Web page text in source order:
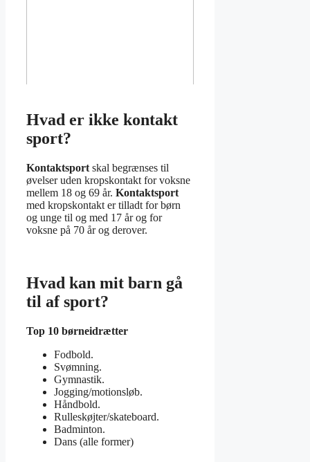
Hvad er ikke kontakt
sport?
Kontaktsport skal begrænses til
øvelser uden kropskontakt for voksne
mellem 18 og 69 år. Kontaktsport
med kropskontakt er tilladt for børn
og unge til og med 17 år og for
voksne på 70 år og derover.
Hvad kan mit barn gå
til af sport?
Top 10 børneidrætter
Fodbold.
Svømning.
Gymnastik.
Jogging/motionsløb.
Håndbold.
Rulleskøjter/skateboard.
Badminton.
Dans (alle former)